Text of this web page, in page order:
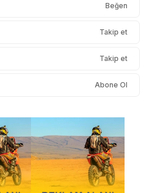
Beğen
Takip et
Takip et
Abone Ol